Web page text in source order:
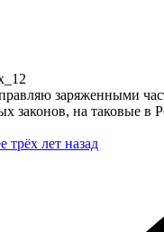
заряженными
законов, на таковые в
трёх лет назад